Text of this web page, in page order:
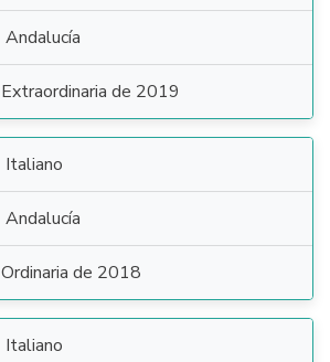
Andalucía
Extraordinaria de 2019
Italiano
Andalucía
Ordinaria de 2018
Italiano